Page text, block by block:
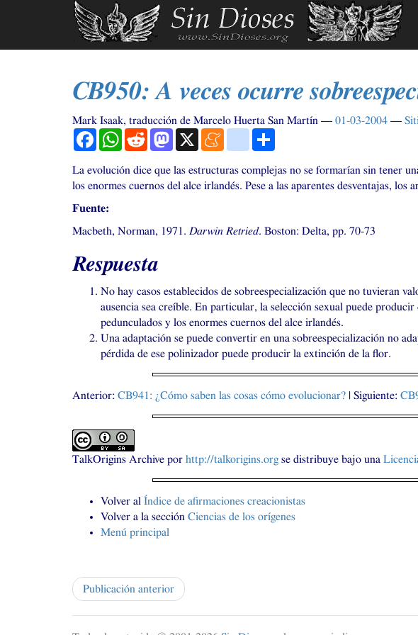
CB950: A veces ocurre
Mark Isaak, traducción de Marcelo Huerta San Martín 01-03-2004
FacebookWhatsApp
RedditMastodon
X Meneameblogger_post
La evolución dice que las estructuras complejas no se formarían sin tener
los enormes cuernos del alce irlandés. Pese a las aparentes desventajas,
Fuente:
Macbeth, Norman, 1971. Darwin Retried. Boston: Delta, pp. 70-73
Respuesta
No hay casos establecidos de sobreespecialización que no tuvieran
ausencia sea creíble. En particular, la selección sexual puede
pedunculados y los enormes cuernos del alce irlandés.
Una adaptación se puede convertir en una sobreespecialización no
pérdida de ese polinizador puede producir la extinción de la flor.
Anterior: CB941 : ¿Cómo saben las cosas cómo evolucionar? | Siguiente:
TalkOrigins Archive por http://talkorigins.orgse distribuye bajo una
Volver al Índice de afirmaciones creacionistas
Volver a la sección Ciencias de los orígenes
Menú principal
Publicación anterior